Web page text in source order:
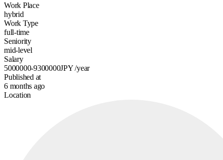
Work Place
hybrid
Work Type
full-time
Seniority
mid-level
Salary
5000000-9300000JPY/year
Published at
6 months ago
Location